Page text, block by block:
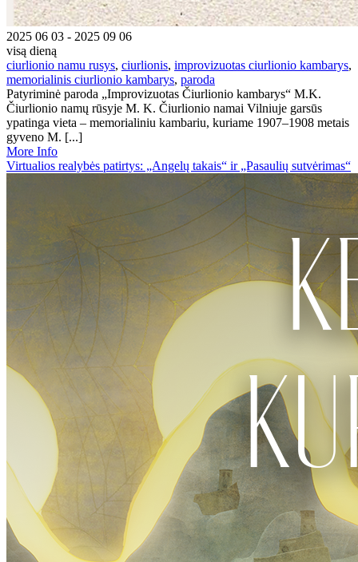
2025 06 03 - 2025 09 06
visą dieną
ciurlionio namu rusys, ciurlionis, improvizuotas ciurlionio kambarys,
memorialinis ciurlionio kambarys, paroda
Patyriminė paroda „Improvizuotas Čiurlionio kambarys“ M.K.
Čiurlionio namų rūsyje M. K. Čiurlionio namai Vilniuje garsūs
ypatinga vieta – memorialiniu kambariu, kuriame 1907–1908 metais
gyveno M. [...]
More Info
Virtualios realybės patirtys: „Angelų takais“ ir „Pasaulių sutvėrimas“